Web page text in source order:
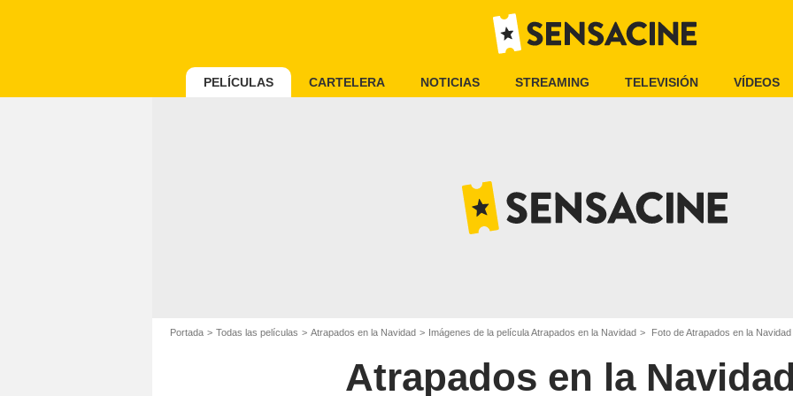
PELÍCULAS CARTELERA NOTICIAS STREAMING TELEVISIÓN VÍDEOS
Portada Todas las películas Atrapados en la Navidad Imágenes de la película Atrapados en la Navidad Foto de Atrapados en la Navidad
Atrapados en la Navidad